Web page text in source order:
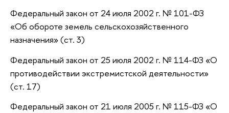
Федеральный закон от 24 июля 2002 г. № 101-ФЗ
«Об обороте земель сельскохозяйственного
назначения» (ст. 3)
Федеральный закон от 25 июля 2002 г. № 114-ФЗ «О
противодействии экстремистской деятельности»
(ст. 17)
Федеральный закон от 21 июля 2005 г. № 115-ФЗ «О